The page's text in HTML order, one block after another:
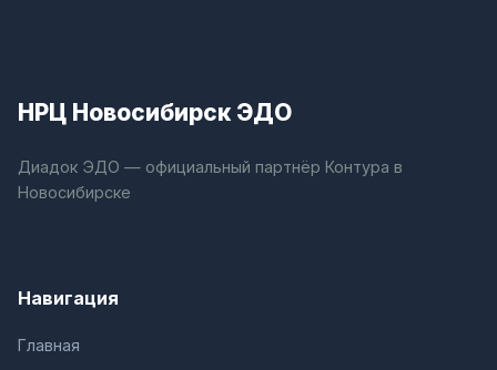
НРЦ Новосибирск ЭДО
Диадок ЭДО — официальный партнёр Контура в
Новосибирске
Навигация
Главная